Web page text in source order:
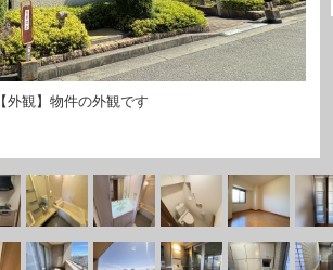
【外観】物件の外観です